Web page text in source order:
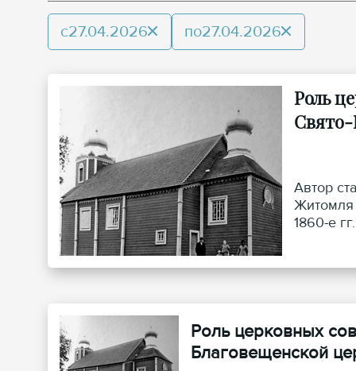
с27.04.2026 по27.04.2026
Роль
Автор
Житомля
1860-е
Роль церковных
Благовещенской